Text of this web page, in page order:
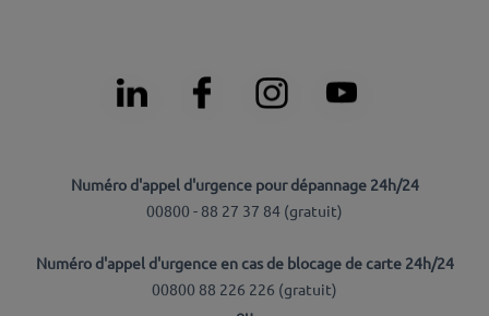
Numéro d'appel d'urgence pour dépannage 24h/24
00800 - 88 27 37 84 (gratuit)
Numéro d'appel d'urgence en cas de blocage de carte 24h/24
00800 88 226 226 (gratuit)